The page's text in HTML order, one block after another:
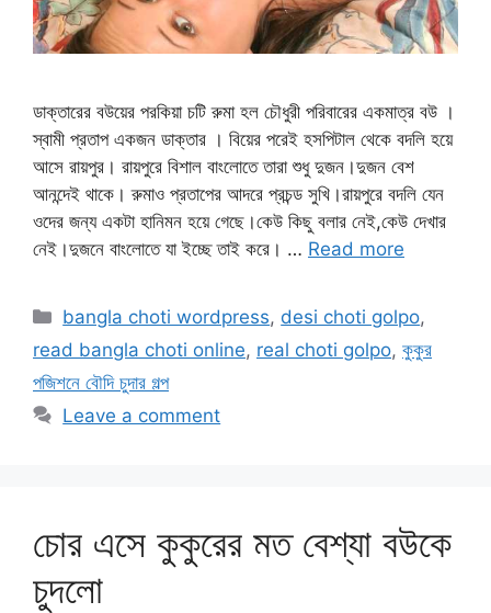
ডাক্তারের বউয়ের পরকিয়া চটি রুমা হল চৌধুরী পরিবারের একমাত্র বউ ।
স্বামী প্রতাপ একজন ডাক্তার । বিয়ের পরেই হসপিটাল থেকে বদলি হয়ে
আসে রায়পুর। রায়পুরে বিশাল বাংলোতে তারা শুধু দুজন।দুজন বেশ
আনন্দেই থাকে। রুমাও প্রতাপের আদরে প্রচন্ড সুখি।রায়পুরে বদলি যেন
ওদের জন্য একটা হানিমন হয়ে গেছে।কেউ কিছু বলার নেই,কেউ দেখার
নেই।দুজনে বাংলোতে যা ইচ্ছে তাই করে। … Read more
Categories
bangla choti wordpress, desi choti golpo,
read bangla choti online, real choti golpo, কুকুর
পজিশনে বৌদি চুদার গল্প
Leave a comment
চোর এসে কুকুরের মত বেশ্যা বউকে
চুদলো